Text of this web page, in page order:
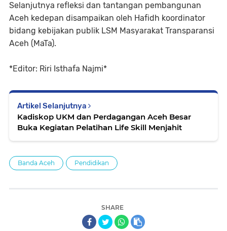
Selanjutnya refleksi dan tantangan pembangunan
Aceh kedepan disampaikan oleh Hafidh koordinator
bidang kebijakan publik LSM Masyarakat Transparansi
Aceh (MaTa).
*Editor: Riri Isthafa Najmi*
Artikel Selanjutnya
Kadiskop UKM dan Perdagangan Aceh Besar
Buka Kegiatan Pelatihan Life Skill Menjahit
Banda Aceh Pendidikan
SHARE